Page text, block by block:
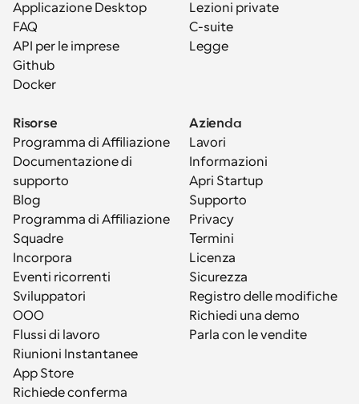
Applicazione Desktop
FAQ
API per le imprese
Github
Docker
Lezioni private
C-suite
Legge
Risorse
Programma di Affiliazione
Documentazione di
supporto
Blog
Programma di Affiliazione
Squadre
Incorpora
Eventi ricorrenti
Sviluppatori
OOO
Flussi di lavoro
Riunioni Instantanee
App Store
Richiede conferma
Azienda
Lavori
Informazioni
Apri Startup
Supporto
Privacy
Termini
Licenza
Sicurezza
Registro delle modifiche
Richiedi una demo
Parla con le vendite